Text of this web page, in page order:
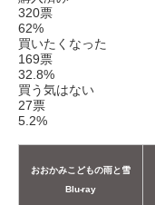
320票
62%
買いたくなった
169票
32.8%
買う気はない
27票
5.2%
おおかみこどもの雨と雪
Blu-ray